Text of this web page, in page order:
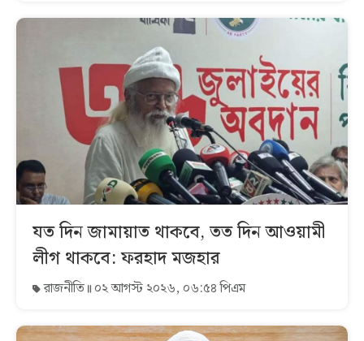
যত দিন জামায়াত থাকবে, তত দিন আওয়ামী
লীগ থাকবে: ফরহাদ মজহার
রাজনীতি ০২ আগস্ট ২০২৬, ০৬:৫৪ পিএম